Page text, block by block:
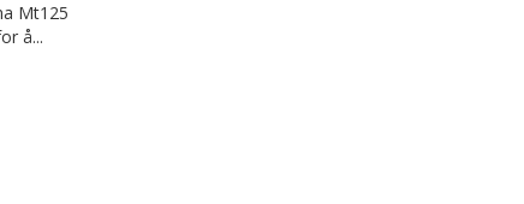
Mt125
å...